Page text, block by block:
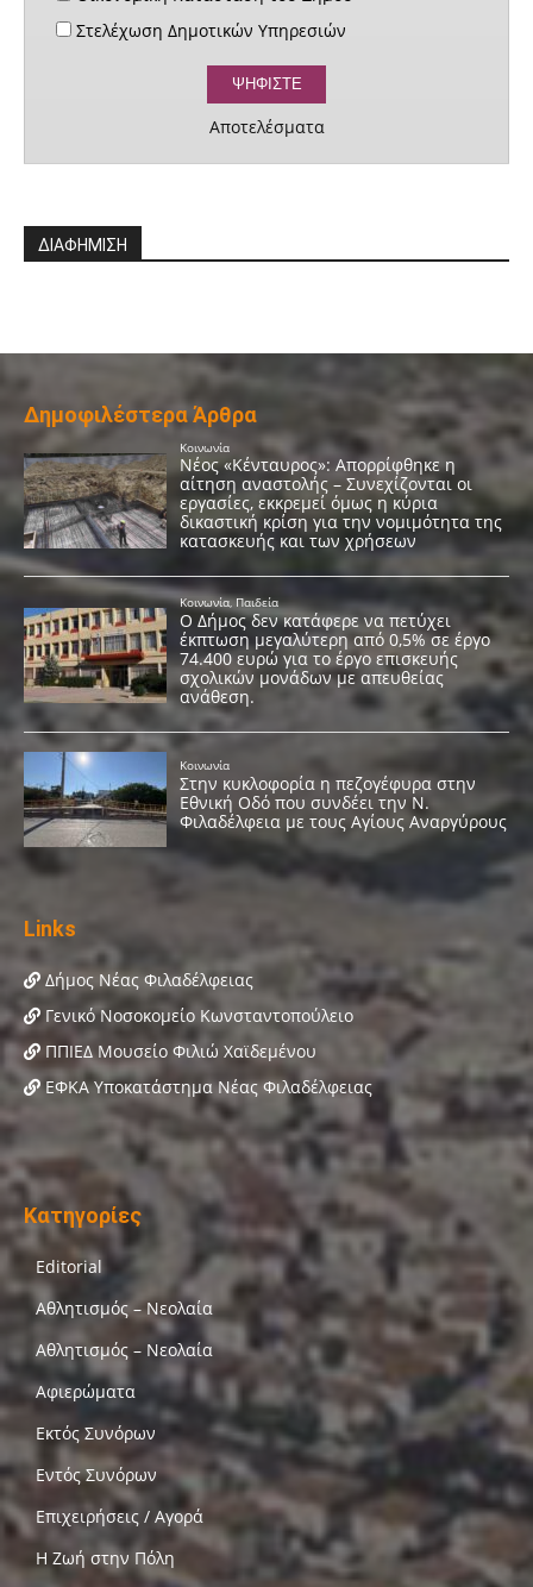
Στελέχωση Δημοτικών Υπηρεσιών
Αποτελέσματα
ΔΙΑΦΗΜΙΣΗ
Δημοφιλέστερα Άρθρα
Links
Δήμος Νέας Φιλαδέλφειας
Γενικό Νοσοκομείο Κωνσταντοπούλειο
ΠΠΙΕΔ Μουσείο Φιλιώ Χαϊδεμένου
ΕΦΚΑ Υποκατάστημα Νέας Φιλαδέλφειας
Κατηγορίες
Editorial
Αθλητισμός – Νεολαία
Αθλητισμός – Νεολαία
Αφιερώματα
Εκτός Συνόρων
Εντός Συνόρων
Επιχειρήσεις / Αγορά
Η Ζωή στην Πόλη